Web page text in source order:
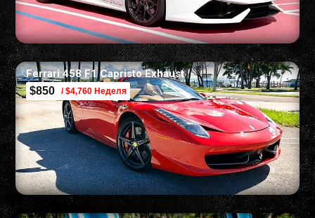
Ferrari 458 F1 Capristo Exhaust
$850 / $4,760 Неделя